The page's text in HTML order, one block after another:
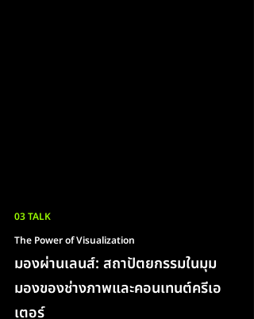
03 TALK
The Power of Visualization
มองผ่านเลนส์: สถาปัตยกรรมในมุม
มองของช่างภาพและคอนเทนต์ครีเอ
เตอร์